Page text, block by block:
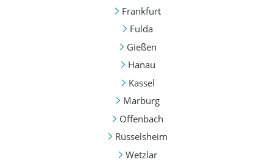
Frankfurt
Fulda
Gießen
Hanau
Kassel
Marburg
Offenbach
Rüsselsheim
Wetzlar